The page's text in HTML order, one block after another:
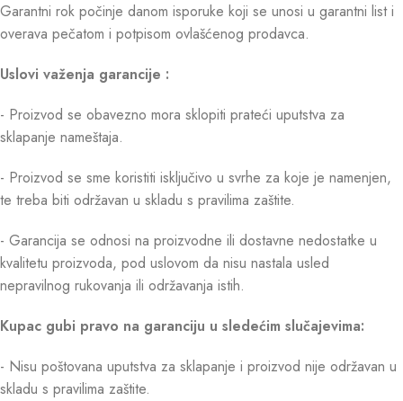
Garantni rok počinje danom isporuke koji se unosi u garantni list i
overava pečatom i potpisom ovlašćenog prodavca.
Uslovi važenja garancije :
- Proizvod se obavezno mora sklopiti prateći uputstva za
sklapanje nameštaja.
- Proizvod se sme koristiti isključivo u svrhe za koje je namenjen,
te treba biti održavan u skladu s pravilima zaštite.
- Garancija se odnosi na proizvodne ili dostavne nedostatke u
kvalitetu proizvoda, pod uslovom da nisu nastala usled
nepravilnog rukovanja ili održavanja istih.
Kupac gubi pravo na garanciju u sledećim slučajevima:
- Nisu poštovana uputstva za sklapanje i proizvod nije održavan u
skladu s pravilima zaštite.